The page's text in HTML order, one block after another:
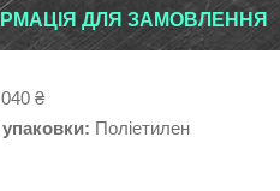
ДЛЯ ЗАМОВЛЕННЯ
₴
Поліетилен